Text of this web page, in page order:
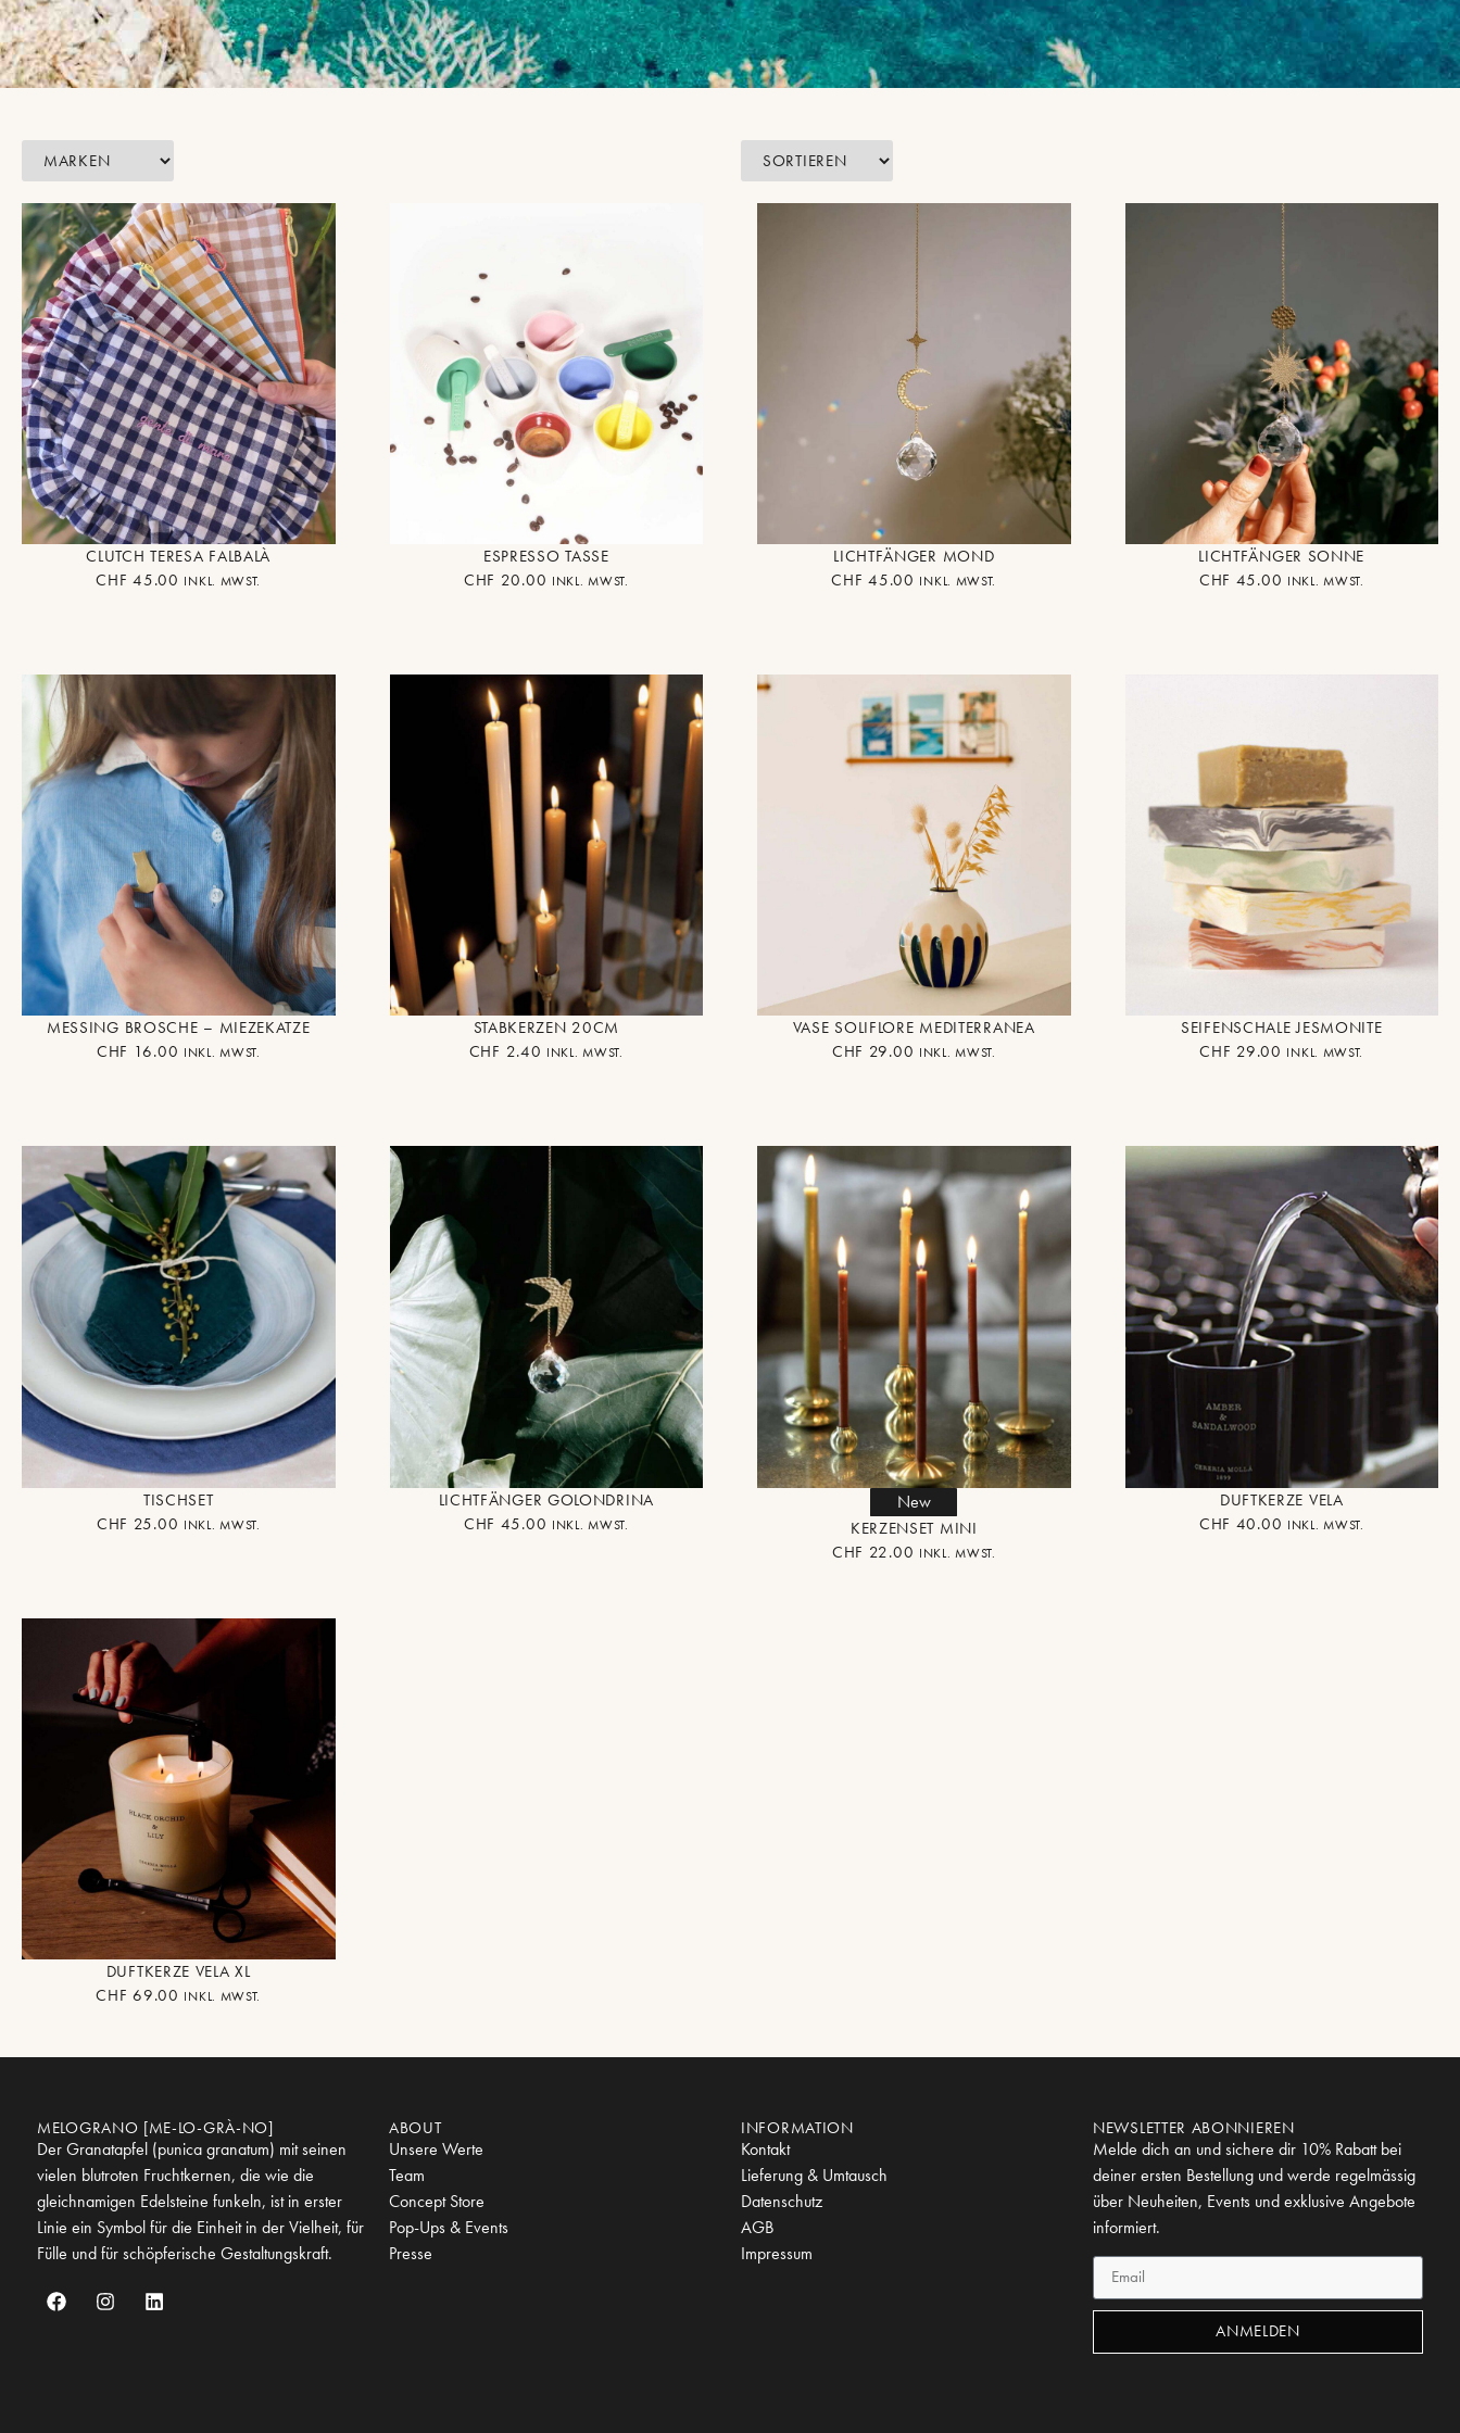
CLUTCH TERESA FALBALÀ
CHF 45.00 INKL. MWST.
ESPRESSO TASSE
CHF 20.00 INKL. MWST.
LICHTFÄNGER MOND
CHF 45.00 INKL. MWST.
LICHTFÄNGER SONNE
CHF 45.00 INKL. MWST.
MESSING BROSCHE – MIEZEKATZE
CHF 16.00 INKL. MWST.
STABKERZEN 20CM
CHF 2.40 INKL. MWST.
VASE SOLIFLORE MEDITERRANEA
CHF 29.00 INKL. MWST.
SEIFENSCHALE JESMONITE
CHF 29.00 INKL. MWST.
TISCHSET
CHF 25.00 INKL. MWST.
LICHTFÄNGER GOLONDRINA
CHF 45.00 INKL. MWST.
New
KERZENSET MINI
CHF 22.00 INKL. MWST.
DUFTKERZE VELA
CHF 40.00 INKL. MWST.
DUFTKERZE VELA XL
CHF 69.00 INKL. MWST.
MELOGRANO [ME-LO-GRÀ-NO]
Der Granatapfel (punica granatum) mit seinen
vielen blutroten Fruchtkernen, die wie die
gleichnamigen Edelsteine funkeln, ist in erster
Linie ein Symbol für die Einheit in der Vielheit, für
Fülle und für schöpferische Gestaltungskraft.
ABOUT
Unsere Werte
Team
Concept Store
Pop-Ups & Events
Presse
INFORMATION
Kontakt
Lieferung & Umtausch
Datenschutz
AGB
Impressum
NEWSLETTER ABONNIEREN
Melde dich an und sichere dir 10% Rabatt bei
deiner ersten Bestellung und werde regelmässig
über Neuheiten, Events und exklusive Angebote
informiert.
ANMELDEN